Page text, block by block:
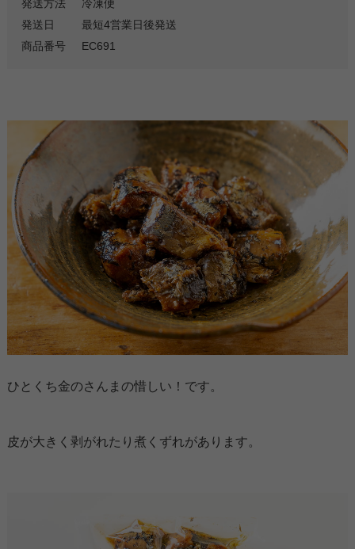
発送方法
冷凍便
発送日
最短4営業日後発送
商品番号
EC691
ひとくち金のさんまの惜しい！です。
皮が大きく剥がれたり煮くずれがあります。